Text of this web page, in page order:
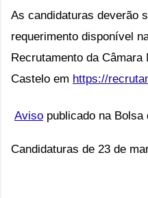
As candidaturas deverão
requerimento disponível
Recrutamento da Câmara
Castelo em https://
Aviso publicado na
Candidaturas de 23 de